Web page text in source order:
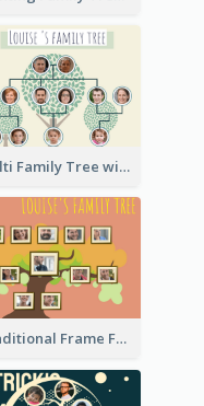
Multi Family Tree with Background
Traditional Frame Family Tree with Pictures